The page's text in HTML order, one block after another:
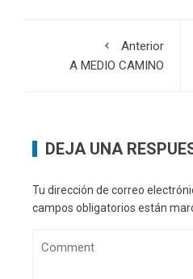
Anterior
A MEDIO CAMINO
DEJA UNA
Tu dirección de correo
campos obligatorios están